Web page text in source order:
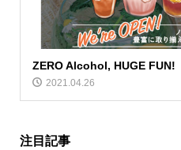
ZERO Alcohol, HUGE FUN!
2021.04.26
注目記事